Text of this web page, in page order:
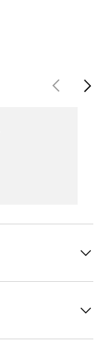
Forrige